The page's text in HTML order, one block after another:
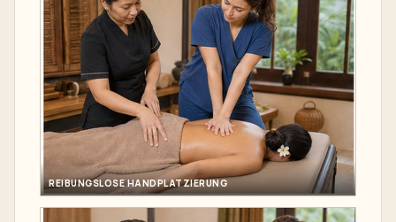
REIBUNGSLOSE HANDPLATZIERUNG